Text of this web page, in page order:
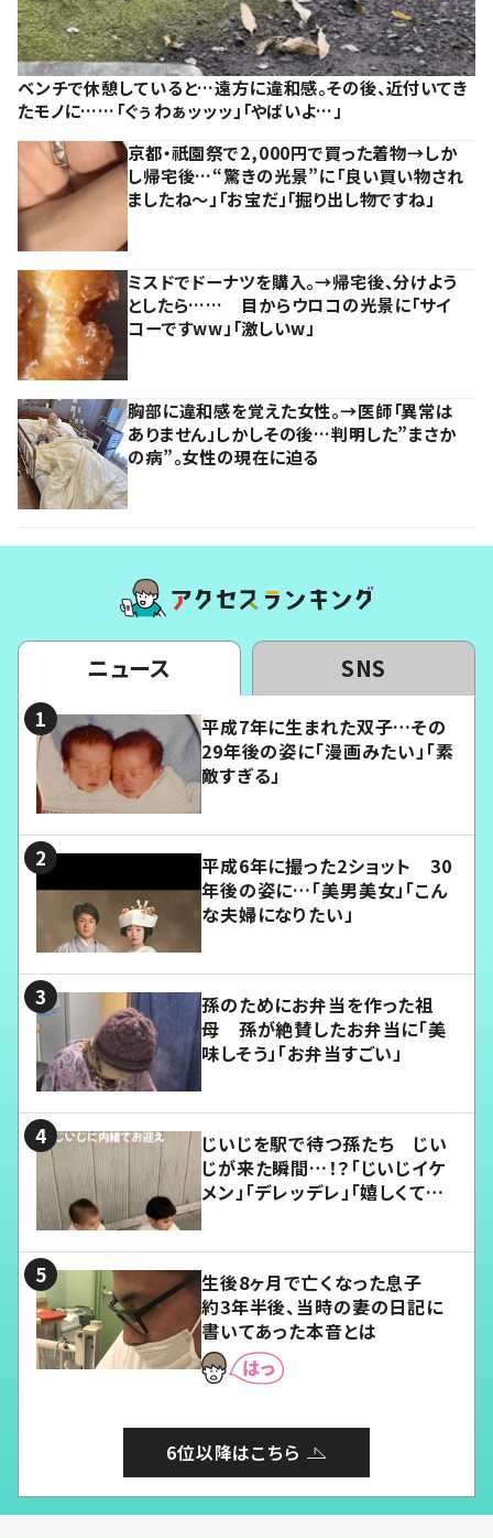
ベンチで休憩していると…遠方に違和感。その後、近付いてき
たモノに……「ぐぅわぁッッッ」「やばいよ…」
京都・祇園祭で2,000円で買った着物→しか
し帰宅後…“驚きの光景”に「良い買い物され
ましたね～」「お宝だ」「掘り出し物ですね」
ミスドでドーナツを購入。→帰宅後、分けよう
としたら…… 目からウロコの光景に「サイ
コーですww」「激しいw」
胸部に違和感を覚えた女性。→医師「異常は
ありません」しかしその後…判明した”まさか
の病”。女性の現在に迫る
ニュース SNS
平成7年に生まれた双子…その
29年後の姿に「漫画みたい」「素
敵すぎる」
平成6年に撮った2ショット 30
年後の姿に…「美男美女」「こん
な夫婦になりたい」
孫のためにお弁当を作った祖
母 孫が絶賛したお弁当に「美
味しそう」「お弁当すごい」
じいじを駅で待つ孫たち じい
じが来た瞬間…！？「じいじイケ
メン」「デレッデレ」「嬉しくて可
生後8ヶ月で亡くなった息子
約3年半後、当時の妻の日記に
書いてあった本音とは
6位以降はこちら